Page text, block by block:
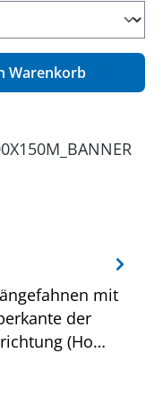
gewünschten
Warenkorb
mit
der
(Ho…